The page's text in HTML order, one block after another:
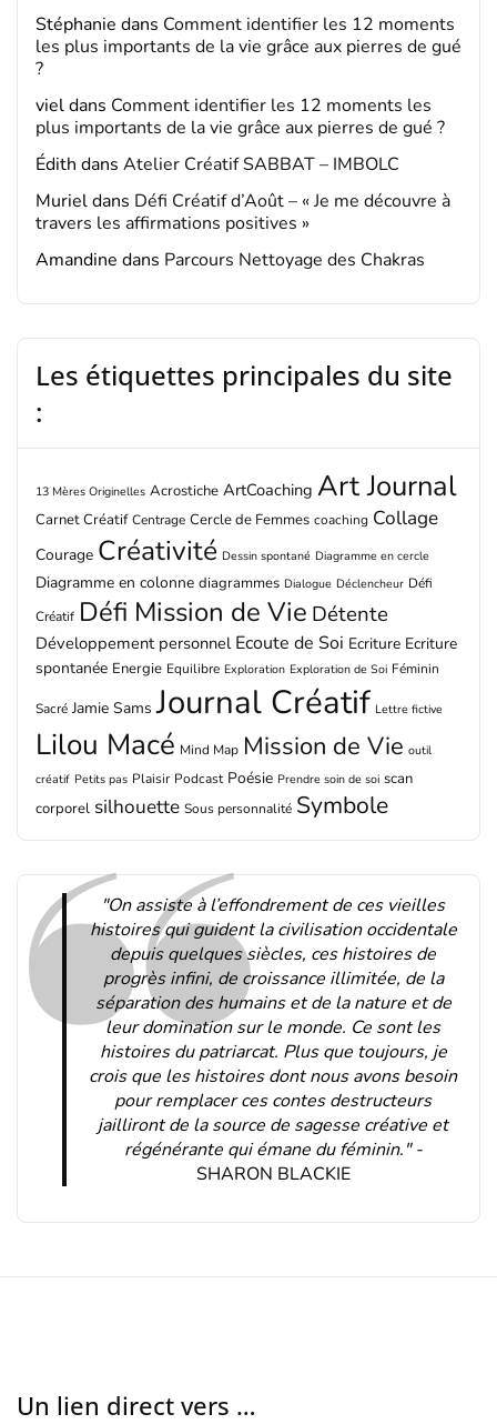
Stéphanie dans Comment identifier les 12 moments
les plus importants de la vie grâce aux pierres de gué
?
vieldans Comment identifier les 12 moments les
plus importants de la vie grâce aux pierres de gué ?
Édith dans Atelier Créatif SABBAT – IMBOLC
Murieldans Défi Créatif d’Août – « Je me découvre à
travers les affirmations positives »
Amandine dans Parcours Nettoyage des Chakras
Les étiquettes principales du site
:
13 Mères Originelles Acrostiche ArtCoaching Art Journal
Carnet Créatif Centrage Cercle de Femmes coaching Collage
Courage Créativité Dessin spontané Diagramme en cercle
Diagramme en colonne diagrammes Dialogue Déclencheur Défi
Créatif Défi Mission de Vie Détente
Développement personnel Ecoute de Soi Ecriture Ecriture
spontanée Energie Equilibre Exploration Exploration de Soi Féminin
Sacré Jamie Sams Journal Créatif Lettre fictive
Lilou Macé Mind Map Mission de Vie outil
créatif Petits pas Plaisir Podcast Poésie Prendre soin de soi scan
corporel silhouette Sous personnalité Symbole
"On assiste à l’effondrement de ces vieilles
histoires qui guident la civilisation occidentale
depuis quelques siècles, ces histoires de
progrès infini, de croissance illimitée, de la
séparation des humains et de la nature et de
leur domination sur le monde. Ce sont les
histoires du patriarcat. Plus que toujours, je
crois que les histoires dont nous avons besoin
pour remplacer ces contes destructeurs
jailliront de la source de sagesse créative et
régénérante qui émane du féminin." -
SHARON BLACKIE
Un lien direct vers …